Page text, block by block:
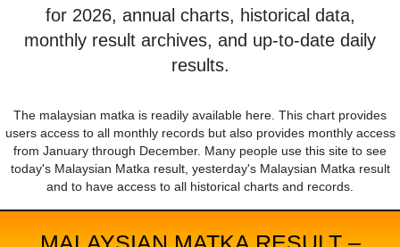
for 2026, annual charts, historical data,
monthly result archives, and up-to-date daily
results.
The malaysian matka is readily available here. This chart provides
users access to all monthly records but also provides monthly access
from January through December. Many people use this site to see
today's Malaysian Matka result, yesterday's Malaysian Matka result
and to have access to all historical charts and records.